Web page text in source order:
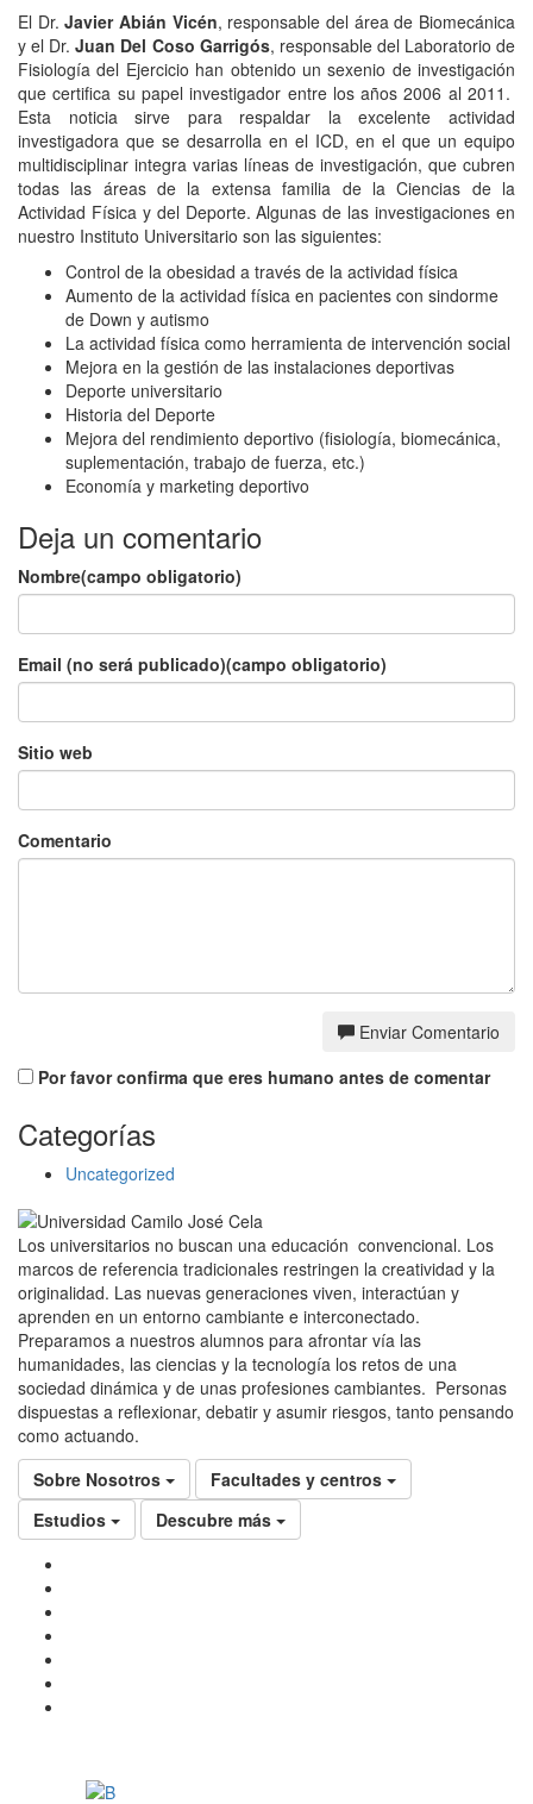
El Dr.Javier Abián Vicén, responsable del área de Biomecánica
y el Dr.Juan Del Coso Garrigós, responsable del Laboratorio de
Fisiología del Ejercicio han obtenido un sexenio de investigación
que certifica su papel investigador entre los años 2006 al 2011.
Esta noticia sirve para respaldar la excelente actividad
investigadora que se desarrolla en el ICD, en el que un equipo
multidisciplinar integra varias líneas de investigación, que cubren
todas las áreas de la extensa familia de la Ciencias de la
Actividad Física y del Deporte. Algunas de las investigaciones en
nuestro Instituto Universitario son las siguientes:
Control de la obesidad a través de la actividad física
Aumento de la actividad física en pacientes con sindorme
de Down y autismo
La actividad física como herramienta de intervención social
Mejora en la gestión de las instalaciones deportivas
Deporte universitario
Historia del Deporte
Mejora del rendimiento deportivo (fisiología, biomecánica,
suplementación, trabajo de fuerza, etc.)
Economía y marketing deportivo
Deja un comentario
Nombre(campo obligatorio)
Email (no será publicado)(campo obligatorio)
Sitio web
Comentario
Enviar Comentario
Por favor confirma que eres humano antes de comentar
Categorías
Uncategorized
Los universitarios no buscan una educación convencional. Los
marcos de referencia tradicionales restringen la creatividad y la
originalidad. Las nuevas generaciones viven, interactúan y
aprenden en un entorno cambiante e interconectado.
Preparamos a nuestros alumnos para afrontar vía las
humanidades, las ciencias y la tecnología los retos de una
sociedad dinámica y de unas profesiones cambiantes. Personas
dispuestas a reflexionar, debatir y asumir riesgos, tanto pensando
como actuando.
Sobre Nosotros
Facultades y centros
Estudios
Descubre más